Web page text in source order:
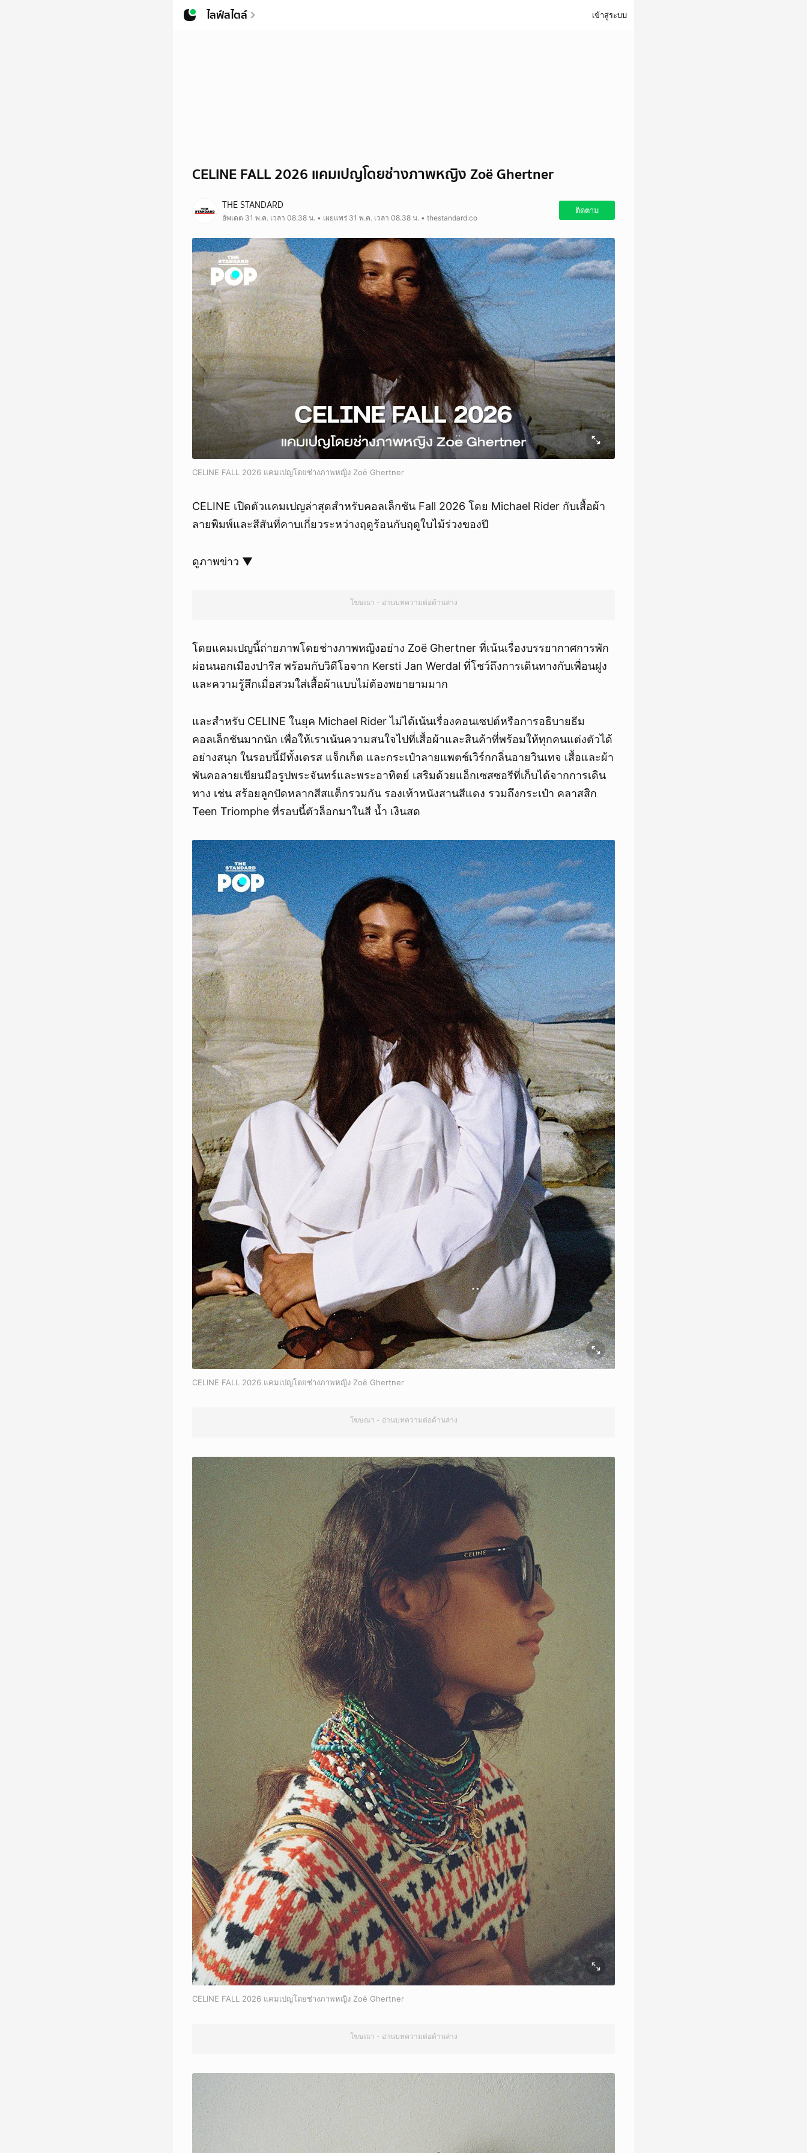
ไลฟ์สไตล์ เข้าสู่ระบบ
CELINE FALL 2026 แคมเปญโดยช่างภาพหญิง Zoë Ghertner
THE STANDARD
อัพเดต 31 พ.ค. เวลา 08.38 น. • เผยแพร่ 31 พ.ค. เวลา 08.38 น. • thestandard.co
ติดตาม
CELINE FALL 2026 แคมเปญโดยช่างภาพหญิง Zoë Ghertner
CELINE เปิดตัวแคมเปญล่าสุดสำหรับคอลเล็กชัน Fall 2026 โดย Michael Rider กับเสื้อผ้า
ลายพิมพ์และสีสันที่คาบเกี่ยวระหว่างฤดูร้อนกับฤดูใบไม้ร่วงของปี
ดูภาพข่าว ▼
โฆษณา - อ่านบทความต่อด้านล่าง
โดยแคมเปญนี้ถ่ายภาพโดยช่างภาพหญิงอย่าง Zoë Ghertner ที่เน้นเรื่องบรรยากาศการพัก
ผ่อนนอกเมืองปารีส พร้อมกับวิดีโอจาก Kersti Jan Werdal ที่โชว์ถึงการเดินทางกับเพื่อนฝูง
และความรู้สึกเมื่อสวมใส่เสื้อผ้าแบบไม่ต้องพยายามมาก
และสำหรับ CELINE ในยุค Michael Rider ไม่ได้เน้นเรื่องคอนเซปต์หรือการอธิบายธีม
คอลเล็กชันมากนัก เพื่อให้เราเน้นความสนใจไปที่เสื้อผ้าและสินค้าที่พร้อมให้ทุกคนแต่งตัวได้
อย่างสนุก ในรอบนี้มีทั้งเดรส แจ็กเก็ต และกระเป๋าลายแพตช์เวิร์กกลิ่นอายวินเทจ เสื้อและผ้า
พันคอลายเขียนมือรูปพระจันทร์และพระอาทิตย์ เสริมด้วยแอ็กเซสซอรีที่เก็บได้จากการเดิน
ทาง เช่น สร้อยลูกปัดหลากสีสแต็กรวมกัน รองเท้าหนังสานสีแดง รวมถึงกระเป๋า คลาสสิก
Teen Triomphe ที่รอบนี้ตัวล็อกมาในสี น้ำ เงินสด
CELINE FALL 2026 แคมเปญโดยช่างภาพหญิง Zoë Ghertner
โฆษณา - อ่านบทความต่อด้านล่าง
CELINE FALL 2026 แคมเปญโดยช่างภาพหญิง Zoë Ghertner
โฆษณา - อ่านบทความต่อด้านล่าง
ยกเลิก